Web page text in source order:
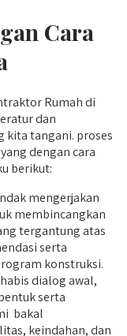
Cara
Rumah di
dan
kita tangani. proses
dengan cara
berikut:
mengerjakan
membincangkan
tergantung atas
serta
konstruksi.
dialog awal,
serta
bakal
keindahan, dan